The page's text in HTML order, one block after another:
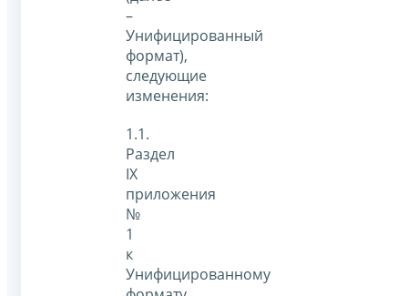
–
Унифицированный
формат),
следующие
изменения:
1.1.
Раздел
IX
приложения
№
1
к
Унифицированному